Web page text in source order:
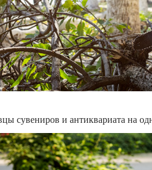
сувениров и антиквариата на